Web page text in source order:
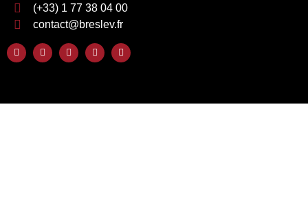
(+33) 1 77 38 04 00
contact@breslev.fr